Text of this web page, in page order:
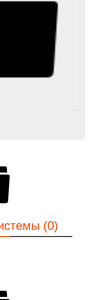
(0)